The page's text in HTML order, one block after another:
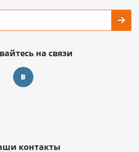
на связи
контакты